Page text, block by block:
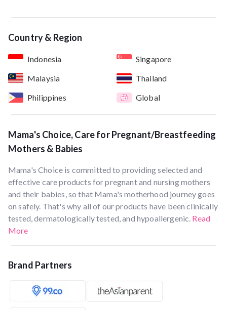
Country & Region
Indonesia
Singapore
Malaysia
Thailand
Philippines
Global
Mama's Choice, Care for Pregnant/Breastfeeding
Mothers & Babies
Mama's Choice is committed to providing selected and
effective care products for pregnant and nursing mothers
and their babies, so that Mama's motherhood journey goes
on safely. That's why all of our products have been clinically
tested, dermatologically tested, and hypoallergenic. Read
More
Brand Partners